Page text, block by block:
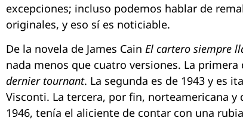
excepciones; incluso podemos hablar de
originales, y eso sí es noticiable.
De la novela de James Cain El cartero siempre
nada menos que cuatro versiones. La primera
dernier tournant. La segunda es de 1943 y es
Visconti. La tercera, por fin, norteamericana y
1946, tenía el aliciente de contar con una